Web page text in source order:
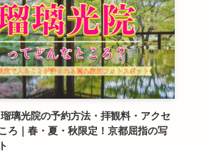
瑠璃光院の予約方法・拝観料・アクセ
ろ｜春・夏・秋限定！京都屈指の写